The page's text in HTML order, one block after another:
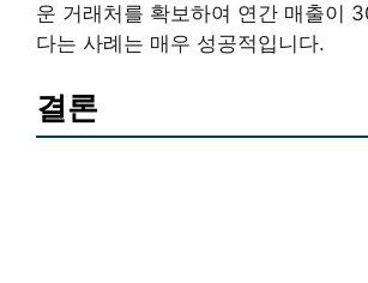
운 거래처를 확보하여 연간 매출이
다는 사례는 매우 성공적입니다.
결론